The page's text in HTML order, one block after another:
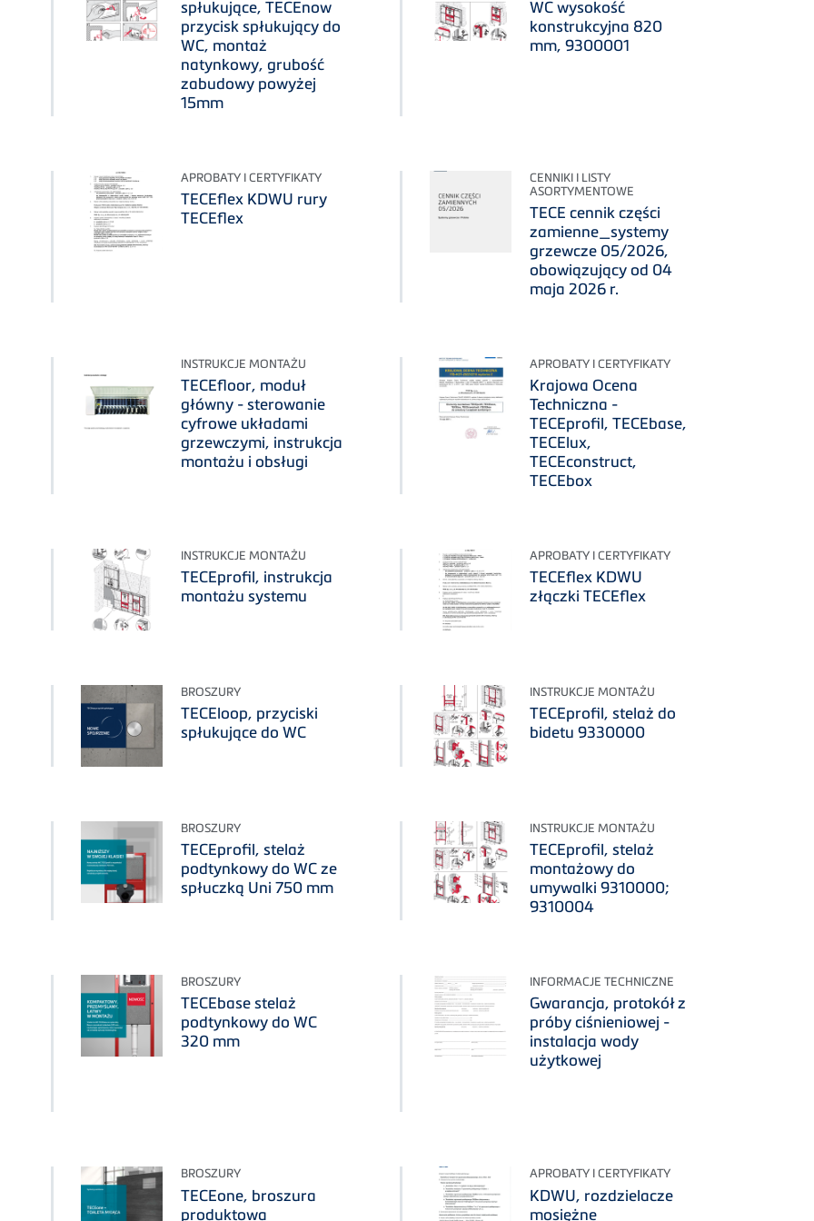
spłukujące, TECEnow
przycisk spłukujący do
WC, montaż
natynkowy, grubość
zabudowy powyżej
15mm
WC wysokość
konstrukcyjna 820
mm, 9300001
APROBATY I CERTYFIKATY
TECEflex KDWU rury
TECEflex
CENNIKI I LISTY
ASORTYMENTOWE
TECE cennik części
zamienne_systemy
grzewcze 05/2026,
obowiązujący od 04
maja 2026 r.
INSTRUKCJE MONTAŻU
TECEfloor, moduł
główny - sterowanie
cyfrowe układami
grzewczymi, instrukcja
montażu i obsługi
APROBATY I CERTYFIKATY
Krajowa Ocena
Techniczna -
TECEprofil, TECEbase,
TECElux,
TECEconstruct,
TECEbox
INSTRUKCJE MONTAŻU
TECEprofil, instrukcja
montażu systemu
APROBATY I CERTYFIKATY
TECEflex KDWU
złączki TECEflex
BROSZURY
TECEloop, przyciski
spłukujące do WC
INSTRUKCJE MONTAŻU
TECEprofil, stelaż do
bidetu 9330000
BROSZURY
TECEprofil, stelaż
podtynkowy do WC ze
spłuczką Uni 750 mm
INSTRUKCJE MONTAŻU
TECEprofil, stelaż
montażowy do
umywalki 9310000;
9310004
BROSZURY
TECEbase stelaż
podtynkowy do WC
320 mm
INFORMACJE TECHNICZNE
Gwarancja, protokół z
próby ciśnieniowej -
instalacja wody
użytkowej
BROSZURY
TECEone, broszura
produktowa
APROBATY I CERTYFIKATY
KDWU, rozdzielacze
mosiężne